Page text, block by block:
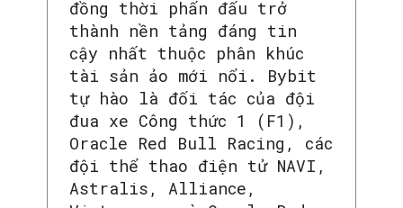
đồng thời phấn đấu trở
thành nền tảng đáng tin
cậy nhất thuộc phân khúc
tài sản ảo mới nổi. Bybit
tự hào là đối tác của đội
đua xe Công thức 1 (F1),
Oracle Red Bull Racing, các
đội thể thao điện tử NAVI,
Astralis, Alliance,